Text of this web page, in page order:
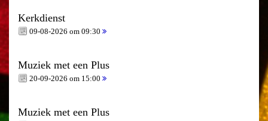
Kerkdienst
09-08-2026 om 09:30
Muziek met een Plus
20-09-2026 om 15:00
Muziek met een Plus